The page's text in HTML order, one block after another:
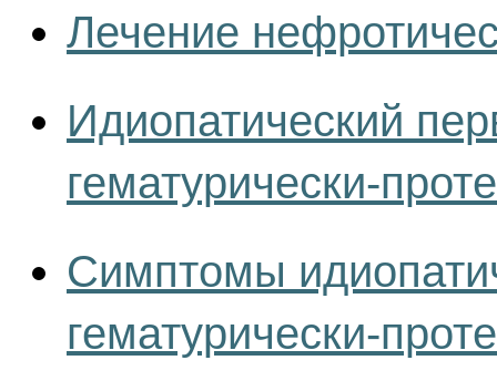
Лечение
Идиопатический
гематурически-
Симптомы
гематурически-